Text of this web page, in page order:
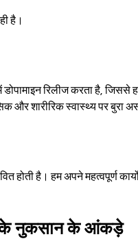
है।
डोपामाइन रिलीज करता है,
और शारीरिक स्वास्थ्य पर बुरा
होती है। हम अपने महत्वपूर्ण
के नुकसान के आंकड़े